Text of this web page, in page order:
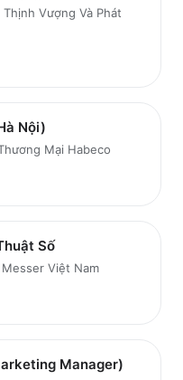
Vượng Và Phát
Nội)
Mại Habeco
Số
Việt Nam
Manager)